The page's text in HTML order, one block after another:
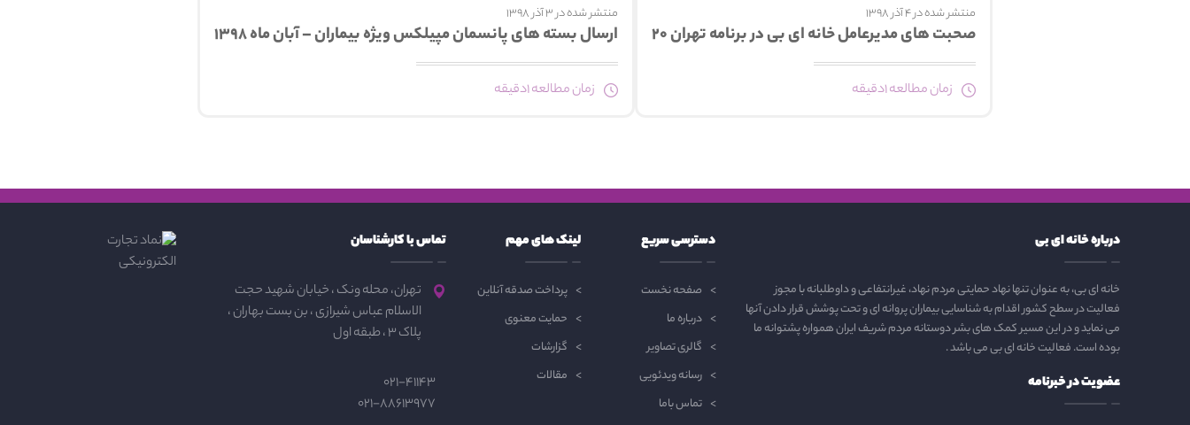
منتشر شده در 4 آذر 1398
صحبت های مدیرعامل خانه ای بی در برنامه تهران ۲۰
زمان مطالعه 1دقیقه
منتشر شده در 3 آذر 1398
ارسال بسته های پانسمان مپیلکس ویژه بیماران – آبان ماه ۱۳۹۸
زمان مطالعه 1دقیقه
درباره خانه ای بی
خانه ای بی، به عنوان تنها نهاد حمایتی مردم نهاد، غیرانتفاعی و داوطلبانه با مجوز
فعالیت در سطح کشور اقدام به شناسایی بیماران پروانه ای و تحت پوشش قرار دادن آنها
می نماید و در این مسیر کمک های بشر دوستانه مردم شریف ایران همواره پشتوانه ما
بوده است. فعالیت خانه ای بی می باشد .
عضویت در خبرنامه
دسترسی سریع
صفحه نخست
درباره ما
گالری تصاویر
رسانه ویدئویی
تماس باما
لینک های مهم
پرداخت صدقه آنلاین
حمایت معنوی
گزارشات
مقالات
تماس با کارشناسان
تهران، محله ونک ، خیابان شهید حجت
الاسلام عباس شیرازی ، بن بست بهاران ،
پلاک 3 ، طبقه اول
021-41143
021-88613977